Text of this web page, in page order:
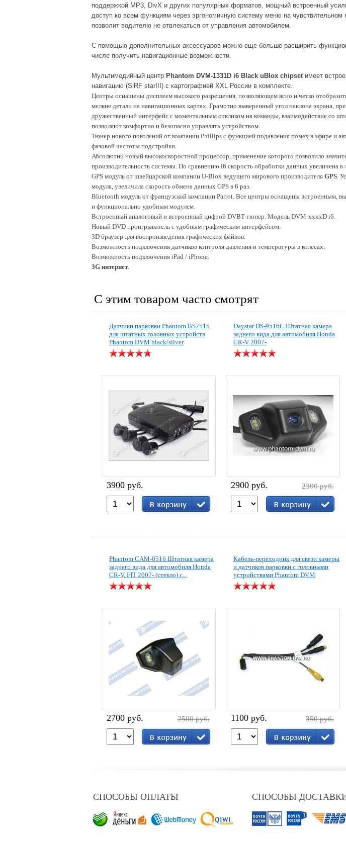
поддержкой MP3, DivX и других популярных форматов, мощный встроенный
доступ ко всем функциям через эргономичную систему меню на чувствительном
позволит водителю не отвлекаться от управления автомобилем.
С помощью дополнительных аксессуаров можно еще больше расширить
числе получить навигационные возможности.
Мультимедийный центр Phantom DVM-1331D i6 Black uBlox chipset имеет
навигацию (SiRF starIII) с картографией XXL России в комплекте.
Центры оснащены дисплеем высокого разрешения, позволяющем ясно и четко
мелкие детали на навигационных картах. Грамотно выверенный угол наклона экрана,
дружественный интерфейс с моментальным откликом на команды, взаимодействие со
позволяют комфортно и безопасно управлять устройством.
Тюнер нового поколений от компании Phillips с функцией подавления помех в эфире и
фазовой частоты подстройки.
Абсолютно новый высокоскоростной процессор, применение которого позволило
производительность системы. По сравнению i6 скорость обработки данных увеличена в
GPS модуль от швейцарской компании U-Blox ведущего мирового производителя GPS.
модуля, увеличила скорость обмена данных GPS в 6 раз.
Bluetooth модуль от французской компании Parrot. Все центры оснащены встроенным,
и функционально удобным модулем.
Встроенный аналоговый и встроенный цифрой DVBT-тюнер. Модель DVM-xxxxD i6.
Новый DVD проигрыватель с удобным графическим интерфейсом.
3D браузер для воспроизведения графических файлов.
Возможность подключения датчиков контроля давления и температуры в колесах.
Возможность подключения iPad / iPhone.
3G интернет.
С этим товаром часто смотрят
Датчики парковки Phantom BS2515
для штатных головных устройств
Phantom DVM black/silver
3900 руб.
Daystar DS-9516C Штатная камера
заднего вида для автомобиля Honda
CR-V 2007-
2900 руб. 2300 руб.
Phantom CAM-0516 Штатная камера
заднего вида для автомобиля Honda
CR-V, FIT 2007- (стекло) с...
2700 руб. 2500 руб.
Кабель-переходник для связи камеры
и датчиков парковки с головными
устройствами Phantom DVM
1100 руб. 350 руб.
СПОСОБЫ ОПЛАТЫ СПОСОБЫ